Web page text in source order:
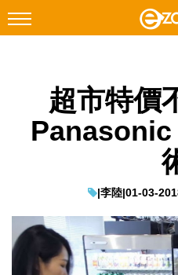
Facebook Instagram
科技焦點
教學評測
EduTech
超市特價
Panasonic
|李陸|01-03-